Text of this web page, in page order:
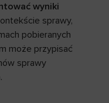
wyniki
sprawy,
pobieranych
może przypisać
sprawy